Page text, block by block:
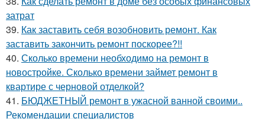
затрат
39. Как заставить себя возобновить ремонт. Как
заставить закончить ремонт поскорее?!!
40. Сколько времени необходимо на ремонт в
новостройке. Сколько времени займет ремонт в
квартире с черновой отделкой?
41. БЮДЖЕТНЫЙ ремонт в ужасной ванной своими..
Рекомендации специалистов